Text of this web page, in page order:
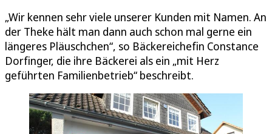
„Wir kennen sehr viele unserer Kunden mit Namen. An
der Theke hält man dann auch schon mal gerne ein
längeres Pläuschchen“, so Bäckereichefin Constance
Dorfinger, die ihre Bäckerei als ein „mit Herz
geführten Familienbetrieb“ beschreibt.